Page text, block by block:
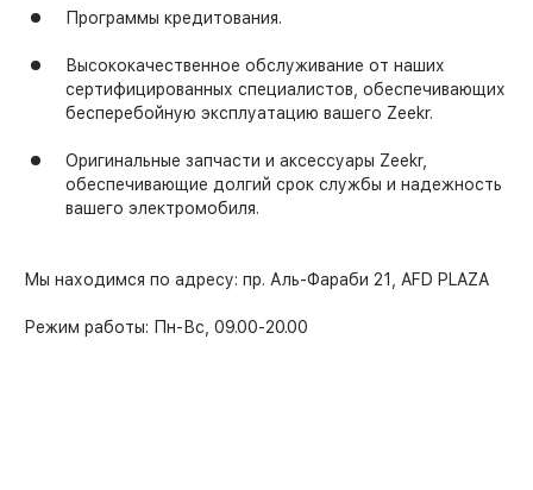
Программы кредитования.
Высококачественное обслуживание от наших
сертифицированных специалистов, обеспечивающих
бесперебойную эксплуатацию вашего Zeekr.
Оригинальные запчасти и аксессуары Zeekr,
обеспечивающие долгий срок службы и надежность
вашего электромобиля.
Мы находимся по адресу: пр. Аль-Фараби 21, AFD PLAZA
Режим работы: Пн-Вс, 09.00-20.00